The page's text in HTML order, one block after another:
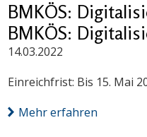
BMKÖS:
BMKÖS:
14.03.2022
Einreichfrist: Bis 15. Mai
Mehr erfahren